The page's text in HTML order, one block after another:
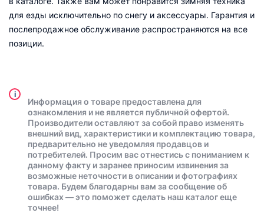
для езды исключительно по снегу и аксессуары. Гарантия и
послепродажное обслуживание распространяются на все
позиции.
i
Информация о товаре предоставлена для
ознакомления и не является публичной офертой.
Производители оставляют за собой право изменять
внешний вид, характеристики и комплектацию товара,
предварительно не уведомляя продавцов и
потребителей. Просим вас отнестись с пониманием к
данному факту и заранее приносим извинения за
возможные неточности в описании и фотографиях
товара. Будем благодарны вам за сообщение об
ошибках — это поможет сделать наш каталог еще
точнее!